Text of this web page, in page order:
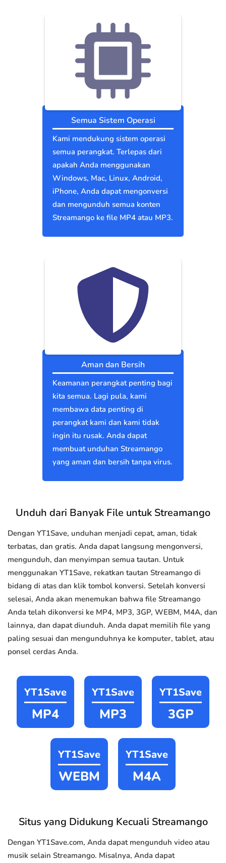
Semua Sistem Operasi
Kami mendukung sistem operasi
semua perangkat. Terlepas dari
apakah Anda menggunakan
Windows, Mac, Linux, Android,
iPhone, Anda dapat mengonversi
dan mengunduh semua konten
Streamango ke file MP4 atau MP3.
Aman dan Bersih
Keamanan perangkat penting bagi
kita semua. Lagi pula, kami
membawa data penting di
perangkat kami dan kami tidak
ingin itu rusak. Anda dapat
membuat unduhan Streamango
yang aman dan bersih tanpa virus.
Unduh dari Banyak File untuk Streamango
Dengan YT1Save, unduhan menjadi cepat, aman, tidak
terbatas, dan gratis. Anda dapat langsung mengonversi,
mengunduh, dan menyimpan semua tautan. Untuk
menggunakan YT1Save, rekatkan tautan Streamango di
bidang di atas dan klik tombol konversi. Setelah konversi
selesai, Anda akan menemukan bahwa file Streamango
Anda telah dikonversi ke MP4, MP3, 3GP, WEBM, M4A, dan
lainnya, dan dapat diunduh. Anda dapat memilih file yang
paling sesuai dan mengunduhnya ke komputer, tablet, atau
ponsel cerdas Anda.
YT1Save
MP4
YT1Save
MP3
YT1Save
3GP
YT1Save
WEBM
YT1Save
M4A
Situs yang Didukung Kecuali Streamango
Dengan YT1Save.com, Anda dapat mengunduh video atau
musik selain Streamango. Misalnya, Anda dapat